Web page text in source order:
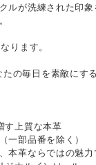
ルが洗練された印
ります。
たの毎日を素敵にす
す上質な本革
一部品番を除く）
本革ならではの魅力